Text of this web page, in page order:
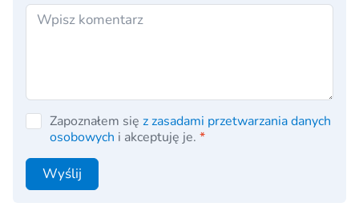
Zapoznałem się z zasadami przetwarzania danych
osobowych i akceptuję je. *
Wyślij